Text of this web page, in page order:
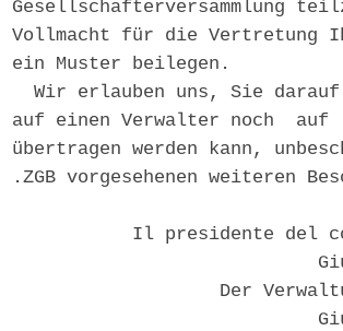
Gesellschafterversammlung
Vollmacht für die Vertretung
ein Muster beilegen.
Wir erlauben uns, Sie
auf einen Verwalter noch
übertragen werden kann,
.ZGB vorgesehenen weiteren
Il presidente del
Der